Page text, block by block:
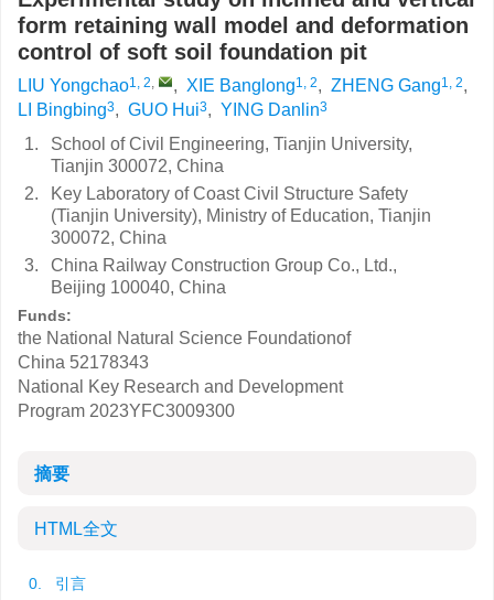
form retaining wall model and deformation
control of soft soil foundation pit
LIU Yongchao1, 2, , XIE Banglong1, 2, ZHENG Gang1, 2,
LI Bingbing3, GUO Hui3, YING Danlin3
1.
School of Civil Engineering, Tianjin University,
Tianjin 300072, China
2.
Key Laboratory of Coast Civil Structure Safety
(Tianjin University), Ministry of Education, Tianjin
300072, China
3.
China Railway Construction Group Co., Ltd.,
Beijing 100040, China
Funds:
the National Natural Science Foundationof
China 52178343
National Key Research and Development
Program 2023YFC3009300
摘要
HTML全文
0. 引言